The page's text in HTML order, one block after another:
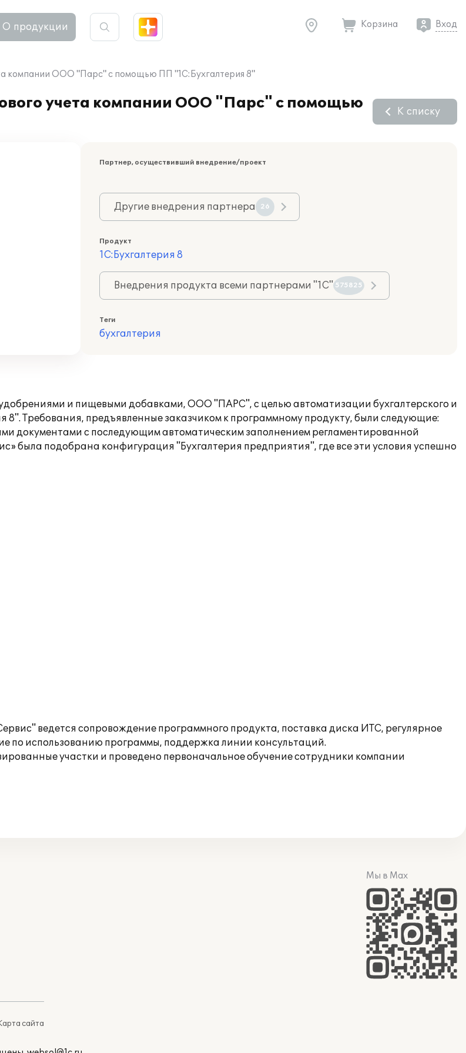
О продукции Корзина Вход
компании ООО "Парс" с помощью ПП "1C:Бухгалтерия 8"
учета компании ООО "Парс" с помощью
К списку
Партнер, осуществивший внедрение/проект
Другие внедрения партнера 26
Продукт
1С:Бухгалтерия 8
Внедрения продукта всеми партнерами "1С" 575825
Теги
бухгалтерия
и пищевыми добавками, ООО "ПАРС", с целью автоматизации бухгалтерского и
8". Требования, предъявленные заказчиком к программному продукту, были следующие:
документами с последующим автоматическим заполнением регламентированной
подобрана конфигурация "Бухгалтерия предприятия", где все эти условия успешно
ведется сопровождение программного продукта, поставка диска ИТС, регулярное
по использованию программы, поддержка линии консультаций.
участки и проведено первоначальное обучение сотрудники компании
сайта
Мы в Max